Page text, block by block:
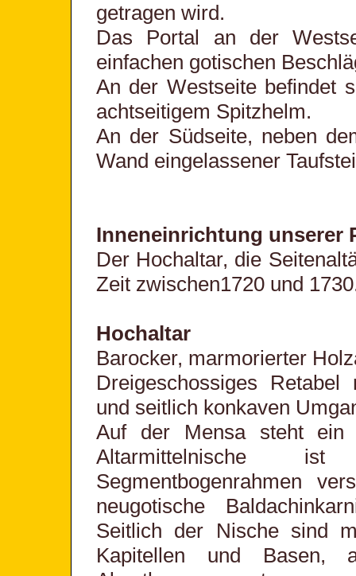
getragen wird.
Das Portal an der
einfachen gotischen
An der Westseite befindet
achtseitigem Spitzhelm.
An der Südseite, neben
Wand eingelassener
Inneneinrichtung unserer
Der Hochaltar, die
Zeit zwischen1720 und
Hochaltar
Barocker, marmorierter
Dreigeschossiges
und seitlich konkaven
Auf der Mensa steht ein
Altarmittelnische
Segmentbogenrahmen
neugotische
Seitlich der Nische sind
Kapitellen und Basen,